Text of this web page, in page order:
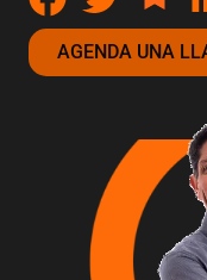
AGENDA UNA